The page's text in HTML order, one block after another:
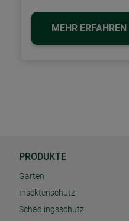
MEHR ERFAHREN
PRODUKTE
Garten
Insektenschutz
Schädlingsschutz